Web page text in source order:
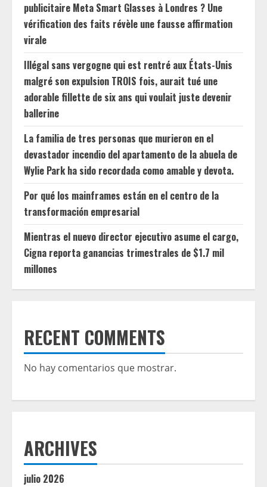
publicitaire Meta Smart Glasses à Londres ? Une
vérification des faits révèle une fausse affirmation
virale
Illégal sans vergogne qui est rentré aux États-Unis
malgré son expulsion TROIS fois, aurait tué une
adorable fillette de six ans qui voulait juste devenir
ballerine
La familia de tres personas que murieron en el
devastador incendio del apartamento de la abuela de
Wylie Park ha sido recordada como amable y devota.
Por qué los mainframes están en el centro de la
transformación empresarial
Mientras el nuevo director ejecutivo asume el cargo,
Cigna reporta ganancias trimestrales de $1.7 mil
millones
RECENT COMMENTS
No hay comentarios que mostrar.
ARCHIVES
julio 2026